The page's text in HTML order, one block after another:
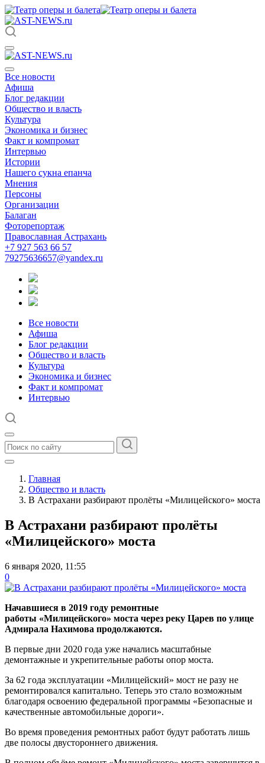
Все новости
Афиша
Блог редакции
Общество и власть
Культура
Экономика и бизнес
Факт и компромат
Интервью
Истории
Нашего сукна епанча
Мнения
Персоны
Организации
Балаган
Фоторепортаж
Православная Астрахань
+7 927 563 66 57
79275636657@yandex.ru
Все новости
Афиша
Блог редакции
Общество и власть
Культура
Экономика и бизнес
Факт и компромат
Интервью
Главная
Общество и власть
В Астрахани разбирают пролёты «Милицейского» моста
В Астрахани разбирают пролёты
«Милицейского» моста
6 января 2020, 11:55
0
Начавшиеся в 2019 году ремонтные
работы «Милицейского» моста через реку Царев по улице
Адмирала Нахимова продолжаются.
В первые дни 2020 года уже начались масштабные
демонтажные и укрепительные работы опор моста.
За 62 года эксплуатации «Милицейский» мост не разу не
ремонтировался капитально. Теперь это стало возможным
благодаря освоению федеральной программы «Безопасные и
качественные автомобильные дороги».
Во время проведения ремонтных работ будут работать лишь
две полосы двустороннего движения.